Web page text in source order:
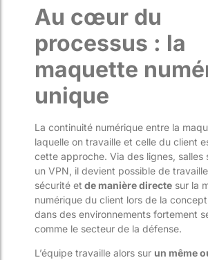
Au cœur du
processus : la
maquette
unique
La continuité numérique entre la
laquelle on travaille et celle du client
cette approche. Via des lignes, salles
un VPN, il devient possible de
sécurité et de manière directe sur la
numérique du client lors de la
dans des environnements fortement
comme le secteur de la défense.
L’équipe travaille alors sur un même